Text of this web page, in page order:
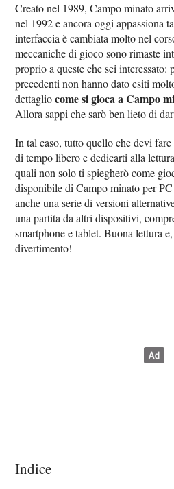
Creato nel 1989, Campo minato
nel 1992 e ancora oggi appassiona
interfaccia è cambiata molto nel
meccaniche di gioco sono rimaste
proprio a queste che sei interessato:
precedenti non hanno dato esiti
dettagliocome si gioca a Campo
Allora sappi che sarò ben lieto di
In tal caso, tutto quello che devi
di tempo libero e dedicarti alla
quali non solo ti spiegherò come
disponibile di Campo minato per
anche una serie di versioni
una partita da altri dispositivi,
smartphone e tablet. Buona lettura
divertimento!
Indice